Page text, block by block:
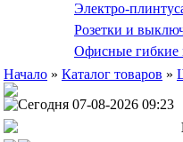
Электро-
Розетки и
Офисные гибкие
Начало » Каталог товаров »
Сегодня 07-08-2026 09:23